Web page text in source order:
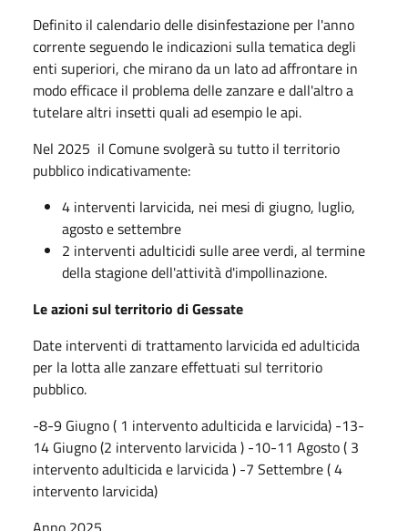
Definito il calendario delle disinfestazione per l'anno
corrente seguendo le indicazioni sulla tematica degli
enti superiori, che mirano da un lato ad affrontare in
modo efficace il problema delle zanzare e dall'altro a
tutelare altri insetti quali ad esempio le api.
Nel 2025 il Comune svolgerà su tutto il territorio
pubblico indicativamente:
4 interventi larvicida, nei mesi di giugno, luglio,
agosto e settembre
2 interventi adulticidi sulle aree verdi, al termine
della stagione dell'attività d'impollinazione.
Le azioni sul territorio di Gessate
Date interventi di trattamento larvicida ed adulticida
per la lotta alle zanzare effettuati sul territorio
pubblico.
-8-9 Giugno ( 1 intervento adulticida e larvicida) -13-
14 Giugno (2 intervento larvicida ) -10-11 Agosto ( 3
intervento adulticida e larvicida ) -7 Settembre ( 4
intervento larvicida)